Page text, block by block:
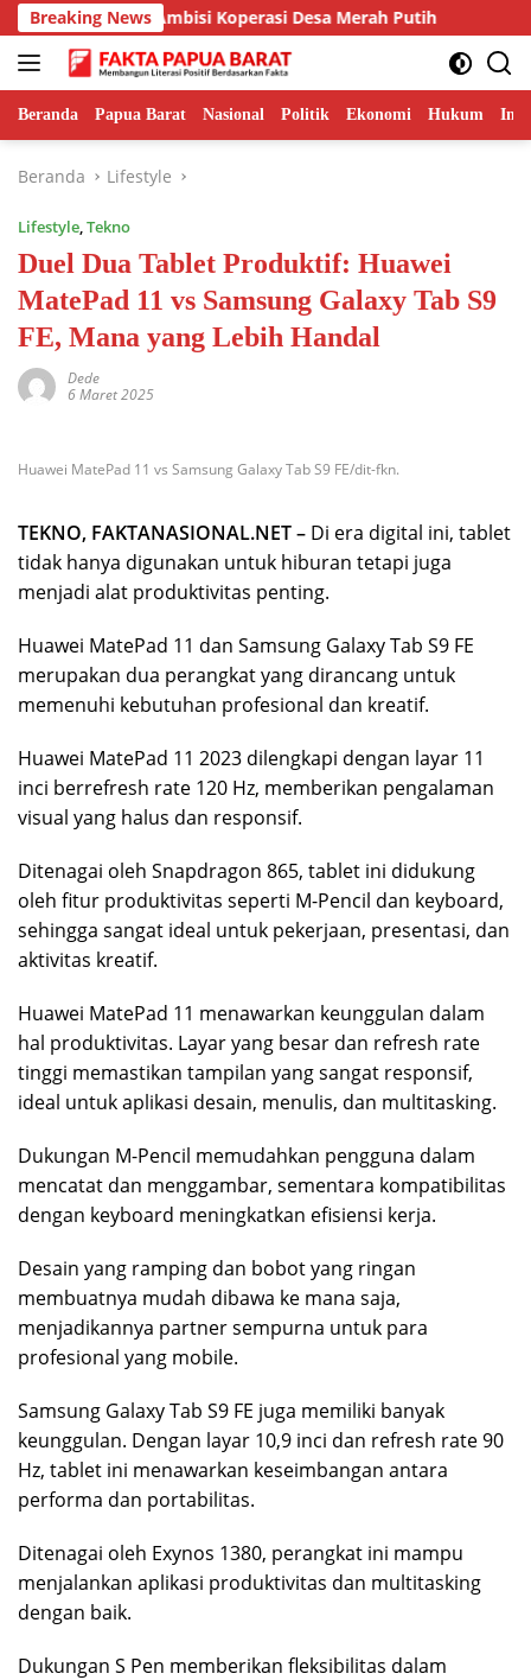
Langsung
ke
konten
Breaking News
Merasionalkan Ambisi Koperasi Desa Merah Putih
Beranda Papua Barat Nasional Politik Ekonomi Hukum
Beranda Lifestyle
Lifestyle,Tekno
Duel Dua Tablet Produktif: Huawei
MatePad 11 vs Samsung Galaxy Tab S9
FE, Mana yang Lebih Handal
Dede
6 Maret 2025
Huawei MatePad 11 vs Samsung Galaxy Tab S9 FE/dit-fkn.
TEKNO, FAKTANASIONAL.NET – Di era digital ini, tablet
tidak hanya digunakan untuk hiburan tetapi juga
menjadi alat produktivitas penting.
Huawei MatePad 11 dan Samsung Galaxy Tab S9 FE
merupakan dua perangkat yang dirancang untuk
memenuhi kebutuhan profesional dan kreatif.
Huawei MatePad 11 2023 dilengkapi dengan layar 11
inci berrefresh rate 120 Hz, memberikan pengalaman
visual yang halus dan responsif.
Ditenagai oleh Snapdragon 865, tablet ini didukung
oleh fitur produktivitas seperti M-Pencil dan keyboard,
sehingga sangat ideal untuk pekerjaan, presentasi, dan
aktivitas kreatif.
Huawei MatePad 11 menawarkan keunggulan dalam
hal produktivitas. Layar yang besar dan refresh rate
tinggi memastikan tampilan yang sangat responsif,
ideal untuk aplikasi desain, menulis, dan multitasking.
Dukungan M-Pencil memudahkan pengguna dalam
mencatat dan menggambar, sementara kompatibilitas
dengan keyboard meningkatkan efisiensi kerja.
Desain yang ramping dan bobot yang ringan
membuatnya mudah dibawa ke mana saja,
menjadikannya partner sempurna untuk para
profesional yang mobile.
Samsung Galaxy Tab S9 FE juga memiliki banyak
keunggulan. Dengan layar 10,9 inci dan refresh rate 90
Hz, tablet ini menawarkan keseimbangan antara
performa dan portabilitas.
Ditenagai oleh Exynos 1380, perangkat ini mampu
menjalankan aplikasi produktivitas dan multitasking
dengan baik.
Dukungan S Pen memberikan fleksibilitas dalam